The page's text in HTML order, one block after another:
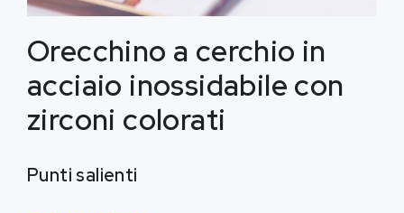
Orecchino a cerchio in
acciaio inossidabile con
zirconi colorati
Punti salienti